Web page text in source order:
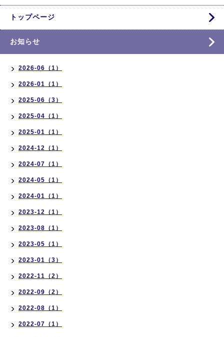
トップページ
お知らせ
2026-06（1）
2026-01（1）
2025-06（3）
2025-04（1）
2025-01（1）
2024-12（1）
2024-07（1）
2024-05（1）
2024-01（1）
2023-12（1）
2023-08（1）
2023-05（1）
2023-01（3）
2022-11（2）
2022-09（2）
2022-08（1）
2022-07（1）